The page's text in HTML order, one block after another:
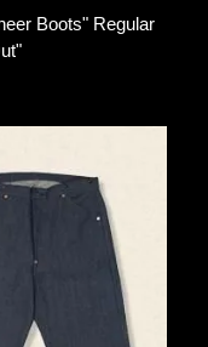
Boots" Regular